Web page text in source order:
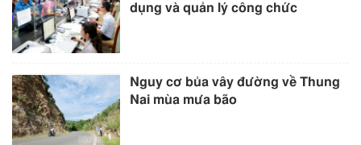
dụng và quản lý công chức
Nguy cơ bủa vây đường về Thung
Nai mùa mưa bão